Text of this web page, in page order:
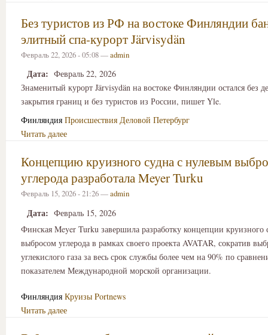
Без туристов из РФ на востоке Финляндии
элитный спа-курорт Järvisydän
Февраль 22, 2026 - 05:08 —admin
Дата: Февраль 22, 2026
Знаменитый курорт Järvisydän на востоке Финляндии остался без
закрытия границ и без туристов из России, пишет Yle.
Финляндия Происшествия Деловой Петербург
Читать далее
Концепцию круизного судна с нулевым
углерода разработала Meyer Turku
Февраль 15, 2026 - 21:26 —admin
Дата: Февраль 15, 2026
Финская Meyer Turku завершила разработку концепции круизного
выбросом углерода в рамках своего проекта AVATAR, сократив
углекислого газа за весь срок службы более чем на 90% по
показателем Международной морской организации.
Финляндия Круизы Portnews
Читать далее